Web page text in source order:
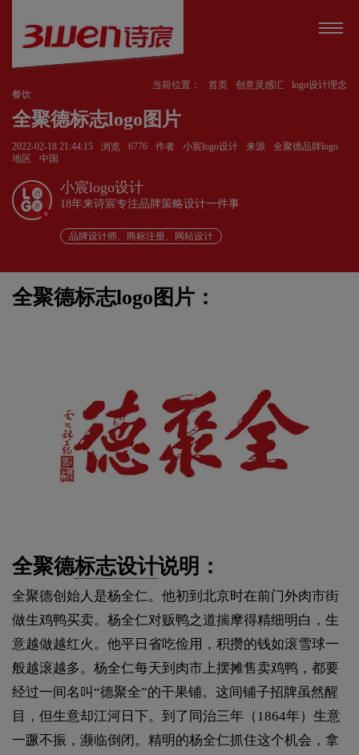
当前位置： 首页 创意灵感汇
logo设计理念
餐饮
全聚德标志logo图片
2022-02-18 21:44:15 浏览 6776 作者 小宸logo设计 来源
全聚德品牌logo
地区
中国
v
小宸logo设计
18年来诗宸专注品牌策略设计一件事
品牌设计师、商标注册、网站设计
全聚德标志logo图片：
全聚德标志设计说明：
全聚德创始人是杨全仁。他初到北京时在前门外肉市街
做生鸡鸭买卖。杨全仁对贩鸭之道揣摩得精细明白，生
意越做越红火。他平日省吃俭用，积攒的钱如滚雪球一
般越滚越多。杨全仁每天到肉市上摆摊售卖鸡鸭，都要
经过一间名叫“德聚全”的干果铺。这间铺子招牌虽然醒
目，但生意却江河日下。到了同治三年（1864年）生意
一蹶不振，濒临倒闭。精明的杨全仁抓住这个机会，拿